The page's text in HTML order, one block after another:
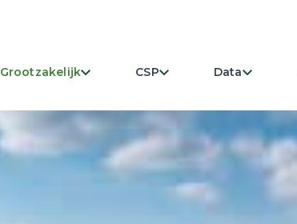
Grootzakelijk CSP Data